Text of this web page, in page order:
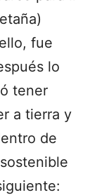
fue
lo
tener
a tierra y
de